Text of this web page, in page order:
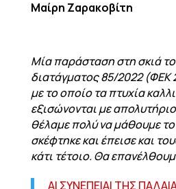
Μαίρη Ζαρακοβίτη
Μία παράσταση στη σκιά
διατάγματος 85/2022 (ΦΕΚ
με το οποίο τα πτυχία
εξισώνονται με
θέλαμε πολύ να μάθουμε
σκέφτηκε και έπεισε και
κάτι τέτοιο. Θα
ΑΙ ΣΥΝΕΠΕΙΑΙ ΤΗΣ